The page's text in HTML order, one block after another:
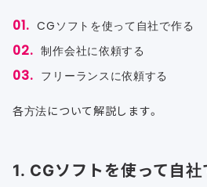
CGソフトを使って自社で作る
制作会社に依頼する
フリーランスに依頼する
各方法について解説します。
1. CGソフトを使って自社